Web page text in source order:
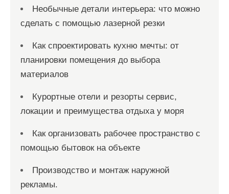
Необычные детали интерьера: что можно
сделать с помощью лазерной резки
Как спроектировать кухню мечты: от
планировки помещения до выбора
материалов
Курортные отели и резорты сервис,
локации и преимущества отдыха у моря
Как организовать рабочее пространство с
помощью бытовок на объекте
Производство и монтаж наружной
рекламы.